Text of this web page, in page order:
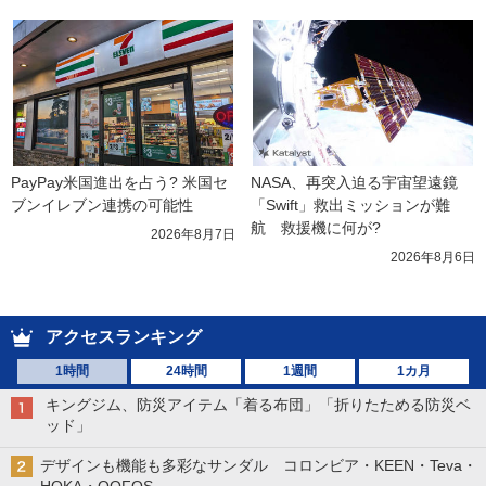
PayPay米国進出を占う? 米国セ
ブンイレブン連携の可能性
2026年8月7日
NASA、再突入迫る宇宙望遠鏡
「Swift」救出ミッションが難
航　救援機に何が?
2026年8月6日
アクセスランキング
1時間 24時間 1週間 1カ月
キングジム、防災アイテム「着る布団」「折りたためる防災ベ
ッド」
デザインも機能も多彩なサンダル コロンビア・KEEN・Teva・